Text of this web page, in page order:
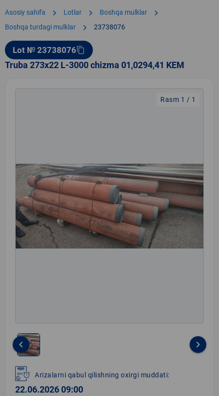
Asosiy sahifa chevron_right Lotlar chevron_right Boshqa mulklar chevron_right
Boshqa turdagi mulklar chevron_right 23738076
Lot № 23738076content_copy
Truba 273x22 L-3000 chizma 01,0294,41 KEM
Rasm 1 / 1
1
of
1
keyboard_arrow_left keyboard_arrow_right
Arizalarni qabul qilishning oxirgi muddati:
22.06.2026 09:00